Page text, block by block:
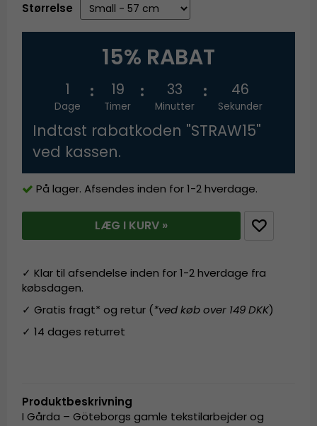
Størrelse
15% RABAT
1
Dage
19
Timer
33
Minutter
45
Sekunder
Indtast rabatkoden "STRAW15"
ved kassen.
På lager. Afsendes inden for 1-2 hverdage.
LÆG I KURV »
✓ Klar til afsendelse inden for 1-2 hverdage fra
købsdagen.
✓ Gratis fragt* og retur (*ved køb over 149 DKK)
✓ 14 dages returret
Produktbeskrivning
I Gårda – Göteborgs gamle tekstilarbejder og